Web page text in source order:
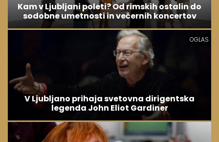
Kam v Ljubljani poleti? Od rimskih ostalin do
sodobne umetnosti in večernih koncertov
OGLAS
V Ljubljano prihaja svetovna dirigentska
legenda John Eliot Gardiner